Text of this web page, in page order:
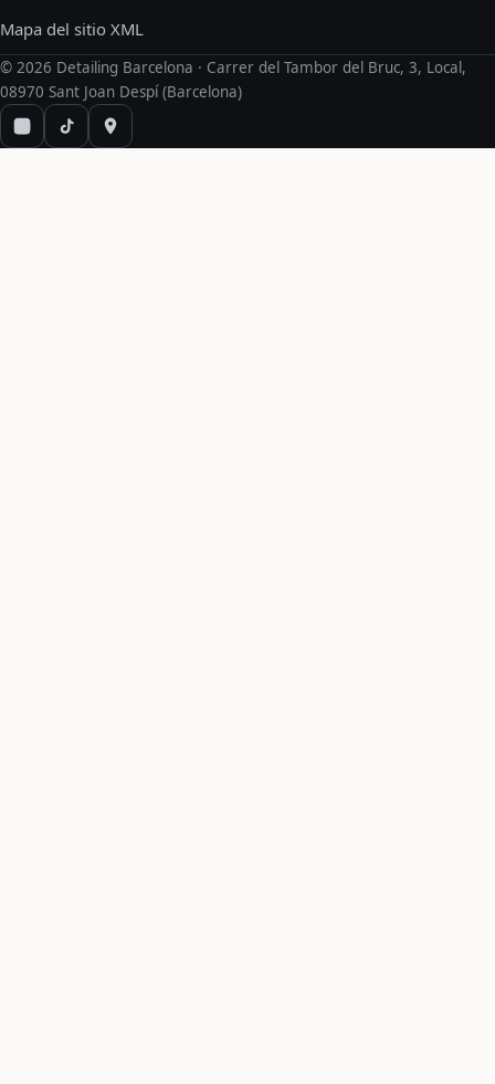
Mapa del sitio XML
© 2026 Detailing Barcelona · Carrer del Tambor del Bruc, 3, Local,
08970 Sant Joan Despí (Barcelona)